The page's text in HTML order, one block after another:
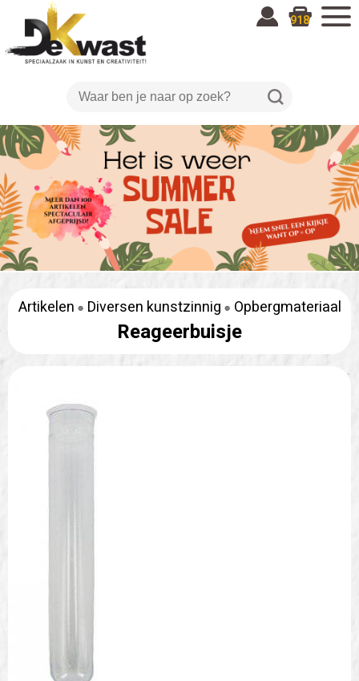
918
Artikelen Diversen kunstzinnig Opbergmateriaal
Reageerbuisje